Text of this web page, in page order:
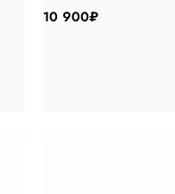
10 900₽